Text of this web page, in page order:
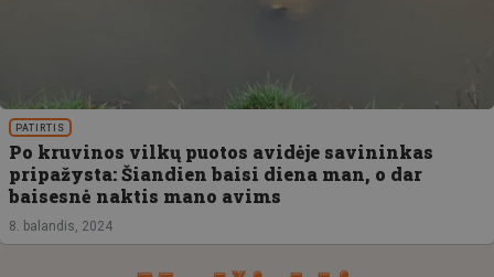
PATIRTIS
Po kruvinos vilkų puotos avidėje savininkas
pripažysta: Šiandien baisi diena man, o dar
baisesnė naktis mano avims
8. balandis, 2024